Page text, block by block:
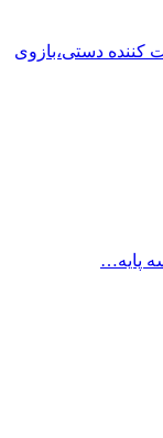
کننده دستی،بازوی
پایه…